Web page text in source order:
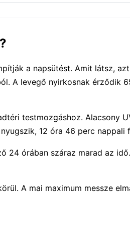
a napsütést. Amit látsz,
A levegő nyirkosnak érződik
testmozgáshoz. Alacsony
12 óra 46 perc nappali
24 órában száraz marad az
A mai maximum messze